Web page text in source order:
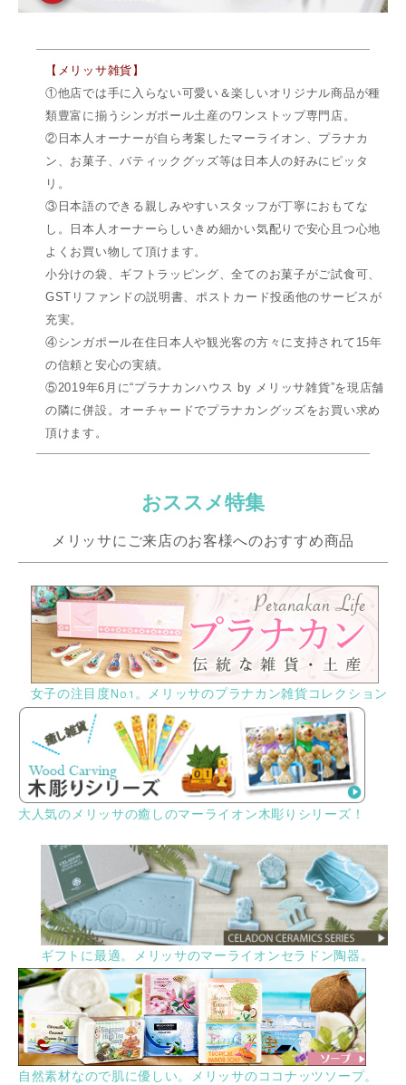
【メリッサ雑貨】
①他店では手に入らない可愛い＆楽しいオリジナル商品が種
類豊富に揃うシンガポール土産のワンストップ専門店。
②日本人オーナーが自ら考案したマーライオン、プラナカ
ン、お菓子、バティックグッズ等は日本人の好みにピッタ
リ。
③日本語のできる親しみやすいスタッフが丁寧におもてな
し。日本人オーナーらしいきめ細かい気配りで安心且つ心地
よくお買い物して頂けます。
小分けの袋、ギフトラッピング、全てのお菓子がご試食可、
GSTリファンドの説明書、ポストカード投函他のサービスが
充実。
④シンガポール在住日本人や観光客の方々に支持されて15年
の信頼と安心の実績。
⑤2019年6月に“プラナカンハウス by メリッサ雑貨”を現店舗
の隣に併設。オーチャードでプラナカングッズをお買い求め
頂けます。
おススメ特集
メリッサにご来店のお客様へのおすすめ商品
女子の注目度No.1。メリッサのプラナカン雑貨コレクション
大人気のメリッサの癒しのマーライオン木彫りシリーズ！
ギフトに最適。メリッサのマーライオンセラドン陶器。
自然素材なので肌に優しい。メリッサのココナッツソープ。